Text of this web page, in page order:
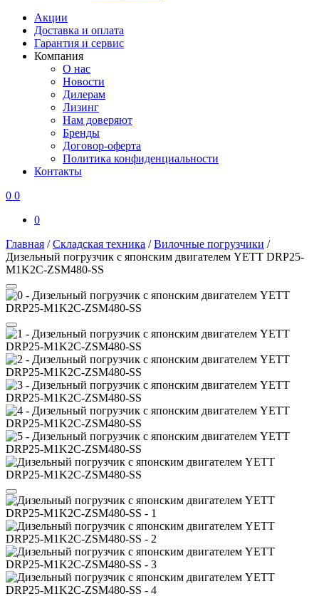
Акции
Доставка и оплата
Гарантия и сервис
Компания
О нас
Новости
Дилерам
Лизинг
Нам доверяют
Бренды
Договор-оферта
Политика конфиденциальности
Контакты
0 0
0
Главная /Складская техника /Вилочные погрузчики /
Дизельный погрузчик с японским двигателем YETT DRP25-
M1K2C-ZSM480-SS